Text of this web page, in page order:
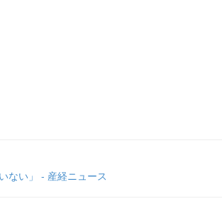
ない」 - 産経ニュース